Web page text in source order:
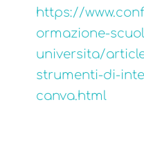
https://
ormazione-
universita/
strumenti-di-
canva.html